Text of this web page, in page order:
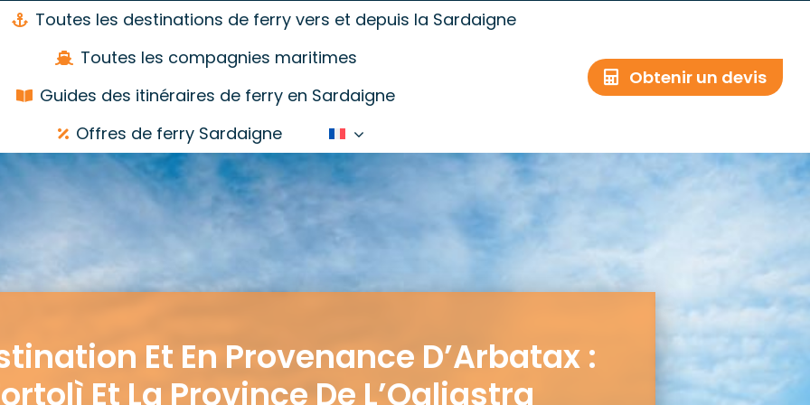
Toutes les destinations de ferry vers et depuis la Sardaigne
Toutes les compagnies maritimes
Guides des itinéraires de ferry en Sardaigne
Offres de ferry Sardaigne
Obtenir un devis
Et En Provenance D’Arbatax :
Et La Province De L’Ogliastra